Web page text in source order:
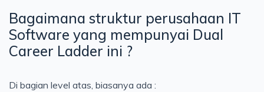
Bagaimana struktur perusahaan IT
Software yang mempunyai Dual
Career Ladder ini ?
Di bagian level atas, biasanya ada :